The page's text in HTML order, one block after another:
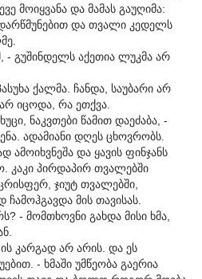
მოიყვანა და მამას გაუღიმა:
და თვალი კედელს
- გუშინდელს აქეთია ლუკმა არ
ქალმა. ჩანდა, საუბარი არ
იცოდა, რა ეთქვა.
ნაკვთები წამით დაეძაბა, -
ადამიანი დღეს ცხოვრობს.
და ყავის ფინჯანს
კაკი პირდაპირ თვალებში
ჯიუტ თვალებში,
მის თავისას.
- მომთხოვნი გახდა მისი ხმა,
ის კარგად არ არის. და ეს
- ხმაში უმწეობა გაერია